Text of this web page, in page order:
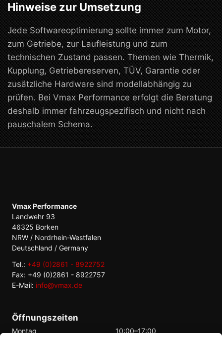
Hinweise zur Umsetzung
Jede Softwareoptimierung sollte immer zum Motor,
zum Getriebe, zur Laufleistung und zum
technischen Zustand passen. Themen wie Thermik,
Kupplung, Getriebereserven, TÜV, Garantie oder
zusätzliche Hardware sind modellabhängig zu
prüfen. Bei Vmax Performance erfolgt die Beratung
deshalb immer fahrzeugspezifisch und nicht nach
pauschalem Schema.
Vmax Performance
Landwehr 93
46325 Borken
NRW / Nordrhein-Westfalen
Deutschland / Germany
Tel.: +49 (0)2861 - 8922752
Fax: +49 (0)2861 - 8922757
E-Mail: info@vmax.de
Öffnungszeiten
Montag 10:00–17:00